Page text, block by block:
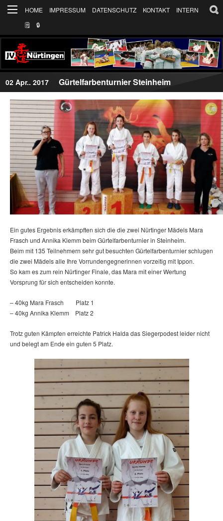
HOME IMPRESSUM DATENSCHUTZ KONTAKT
INTERN
🗒
🔒︎
02 Apr.. 2017 Gürtelfarbenturnier Steinheim
Ein gutes Ergebnis erkämpften sich die die zwei Nürtinger Mädels Mara
Frasch und Annika Klemm beim Gürtelfarbenturnier in Steinheim.
Beim mit 135 Teilnehmern sehr gut besuchten Gürtelfarbenturnier schlugen
die zwei Mädels alle Ihre Vorrundengegnerinnen vorzeitig mit Ippon.
So kam es zum rein Nürtinger Finale, das Mara mit einer Wertung
Vorsprung für sich entscheiden konnte.
– 40kg Mara Frasch Platz 1
– 40kg Annika Klemm Platz 2
Trotz guten Kämpfen erreichte Patrick Halda das Siegerpodest leider nicht
und belegt am Ende ein guten 5 Platz.